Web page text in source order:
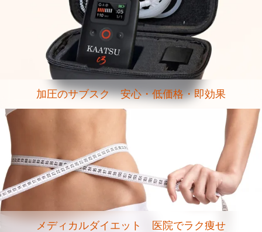
加圧のサブスク 安心・低価格・即効果
メディカルダイエット 医院でラク痩せ